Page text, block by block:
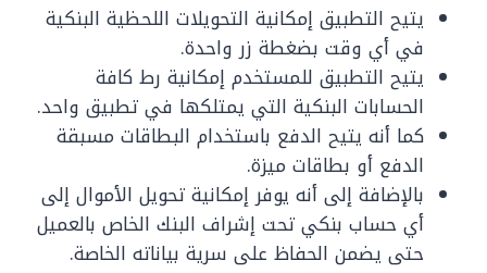
يتيح التطبيق إمكانية التحويلات اللحظية البنكية
في أي وقت بضغطة زر واحدة.
يتيح التطبيق للمستخدم إمكانية رط كافة
الحسابات البنكية التي يمتلكها في تطبيق واحد.
كما أنه يتيح الدفع باستخدام البطاقات مسبقة
الدفع أو بطاقات ميزة.
بالإضافة إلى أنه يوفر إمكانية تحويل الأموال إلى
أي حساب بنكي تحت إشراف البنك الخاص بالعميل
حتى يضمن الحفاظ على سرية بياناته الخاصة.